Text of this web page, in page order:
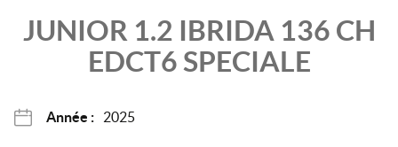
JUNIOR 1.2 IBRIDA 136 CH
EDCT6SPECIALE
Année : 2025